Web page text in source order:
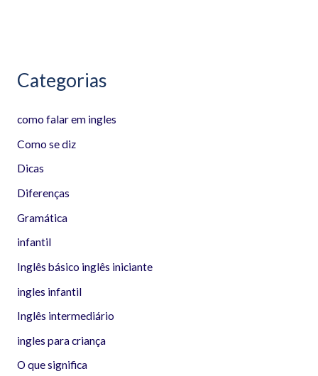
Categorias
como falar em ingles
Como se diz
Dicas
Diferenças
Gramática
infantil
Inglês básico inglês iniciante
ingles infantil
Inglês intermediário
ingles para criança
O que significa